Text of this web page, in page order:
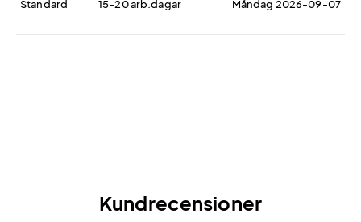
Standard 15-20 arb.dagar Måndag 2026-09-07
Kundrecensioner